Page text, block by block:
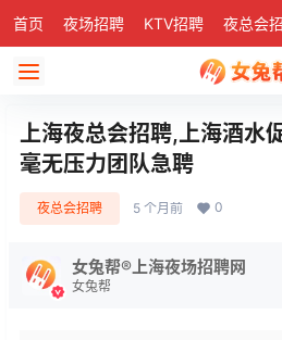
首页 夜场招聘 KTV招聘 夜总会
上海夜总会招聘,上海酒水
毫无压力团队急聘
夜总会招聘 5 个月前 0
女兔帮®上海夜场招聘网
女兔帮